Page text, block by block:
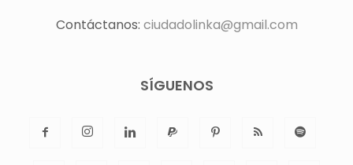
Contáctanos: ciudadolinka@gmail.com
SÍGUENOS